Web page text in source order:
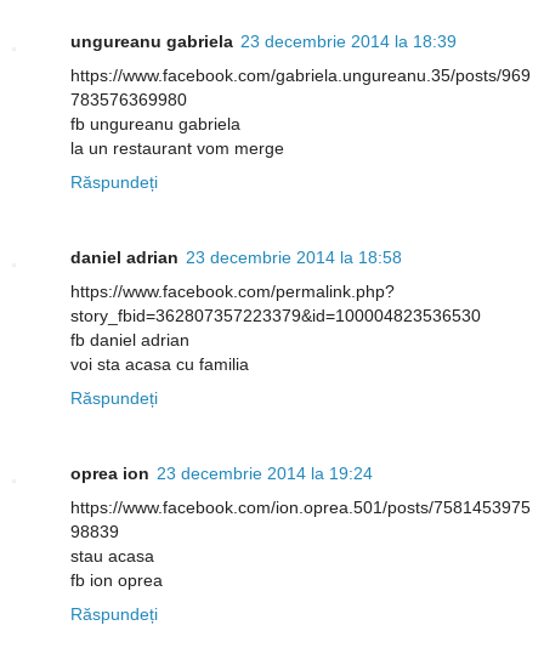
ungureanu gabriela 23 decembrie 2014 la 18:39
https://www.facebook.com/gabriela.ungureanu.35/posts/969
783576369980
fb ungureanu gabriela
la un restaurant vom merge
Răspundeți
daniel adrian 23 decembrie 2014 la 18:58
https://www.facebook.com/permalink.php?
story_fbid=362807357223379&id=100004823536530
fb daniel adrian
voi sta acasa cu familia
Răspundeți
oprea ion 23 decembrie 2014 la 19:24
https://www.facebook.com/ion.oprea.501/posts/7581453975
98839
stau acasa
fb ion oprea
Răspundeți